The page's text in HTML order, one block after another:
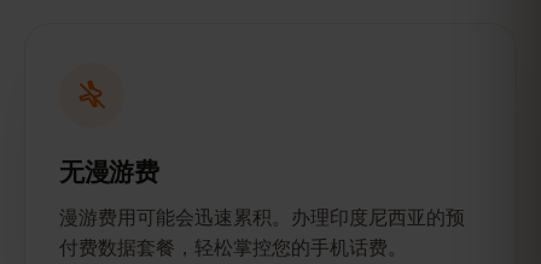
无漫游费
漫游费用可能会迅速累积。办理印度尼西亚的预
付费数据套餐，轻松掌控您的手机话费。